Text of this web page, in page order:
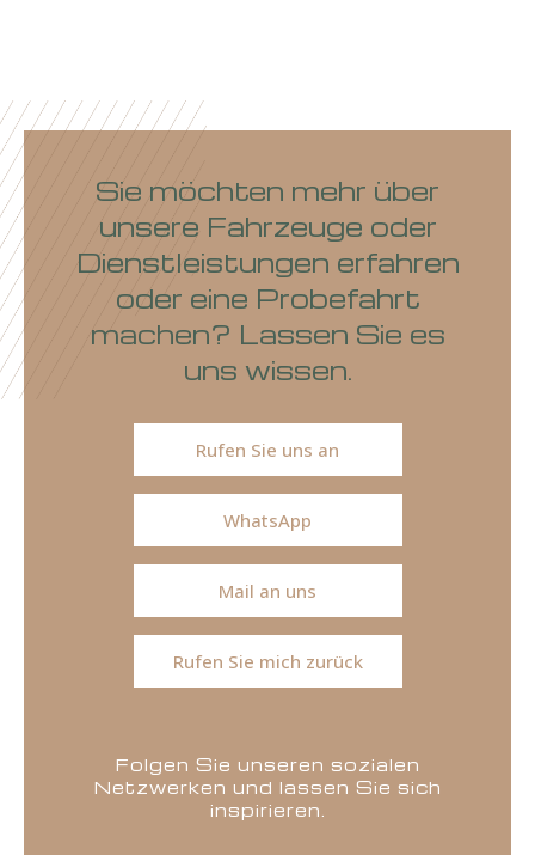
Sie möchten mehr über
unsere Fahrzeuge oder
Dienstleistungen erfahren
oder eine Probefahrt
machen? Lassen Sie es
uns wissen.
Rufen Sie uns an
WhatsApp
Mail an uns
Rufen Sie mich zurück
Folgen Sie unseren sozialen
Netzwerken und lassen Sie sich
inspirieren.